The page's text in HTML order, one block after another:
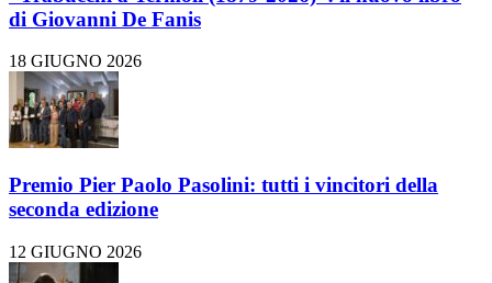
di Giovanni De Fanis
18 GIUGNO 2026
Premio Pier Paolo Pasolini: tutti i vincitori della
seconda edizione
12 GIUGNO 2026